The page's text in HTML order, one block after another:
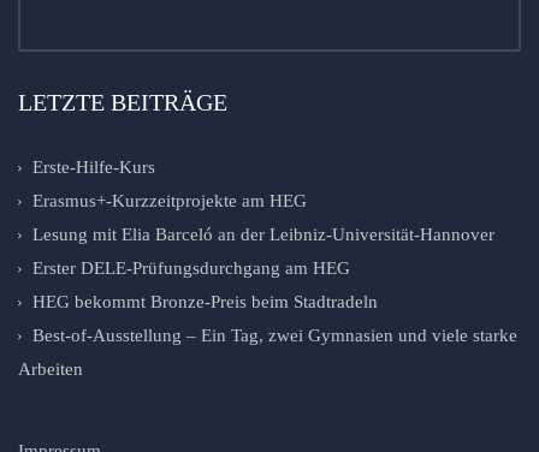
LETZTE BEITRÄGE
Erste-Hilfe-Kurs
Erasmus+-Kurzzeitprojekte am HEG
Lesung mit Elia Barceló an der Leibniz-Universität-Hannover
Erster DELE-Prüfungsdurchgang am HEG
HEG bekommt Bronze-Preis beim Stadtradeln
Best-of-Ausstellung – Ein Tag, zwei Gymnasien und viele starke
Arbeiten